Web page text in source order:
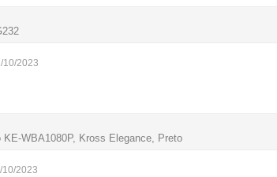
10/2023
WBA1080P, Kross Elegance, Preto
10/2023